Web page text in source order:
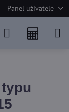
Panel uživatele